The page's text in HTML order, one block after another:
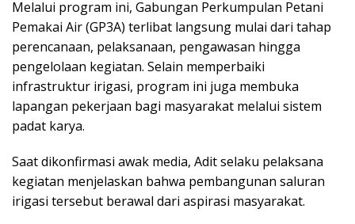
Melalui program ini, Gabungan Perkumpulan Petani
Pemakai Air (GP3A) terlibat langsung mulai dari tahap
perencanaan, pelaksanaan, pengawasan hingga
pengelolaan kegiatan. Selain memperbaiki
infrastruktur irigasi, program ini juga membuka
lapangan pekerjaan bagi masyarakat melalui sistem
padat karya.
Saat dikonfirmasi awak media, Adit selaku pelaksana
kegiatan menjelaskan bahwa pembangunan saluran
irigasi tersebut berawal dari aspirasi masyarakat.